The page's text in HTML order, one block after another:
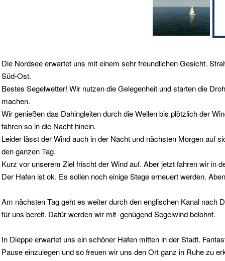
Die Nordsee erwartet uns mit einem sehr freundlichen Gesicht.
Süd-Ost.
Bestes Segelwetter! Wir nutzen die Gelegenheit und starten die
machen.
Wir genießen das Dahingleiten durch die Wellen bis plötzlich der
fahren so in die Nacht hinein.
Leider lässt der Wind auch in der Nacht und nächsten Morgen auf
den ganzen Tag.
Kurz vor unserem Ziel frischt der Wind auf. Aber jetzt fahren wir in
Der Hafen ist ok. Es sollen noch einige Stege erneuert werden.
Am nächsten Tag geht es weiter durch den englischen Kanal nach
für uns bereit. Dafür werden wir mit genügend Segelwind belohnt.
In Dieppe erwartet uns ein schöner Hafen mitten in der Stadt.
Pause einzulegen und so freuen wir uns den Ort ganz in Ruhe zu